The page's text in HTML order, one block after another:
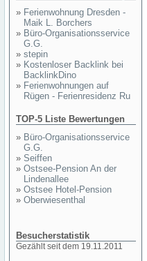
» Ferienwohnung Dresden -
Maik L. Borchers
» Büro-Organisationsservice
G.G.
» stepin
» Kostenloser Backlink bei
BacklinkDino
» Ferienwohnungen auf
Rügen - Ferienresidenz Ru
TOP-5 Liste Bewertungen
» Büro-Organisationsservice
G.G.
» Seiffen
» Ostsee-Pension An der
Lindenallee
» Ostsee Hotel-Pension
» Oberwiesenthal
Besucherstatistik
Gezählt seit dem 19.11.2011